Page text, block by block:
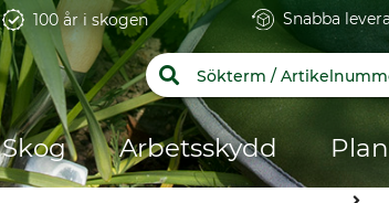
100 år i skogen Snabba
Skog Arbetsskydd